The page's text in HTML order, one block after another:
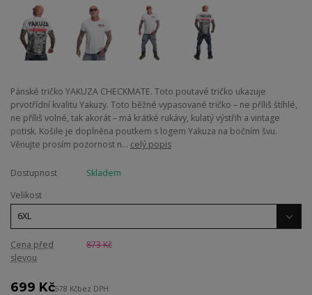
Pánské tričko YAKUZA CHECKMATE. Toto poutavé tričko ukazuje
prvotřídní kvalitu Yakuzy. Toto běžné vypasované tričko – ne příliš štíhlé,
ne příliš volné, tak akorát – má krátké rukávy, kulatý výstřih a vintage
potisk. Košile je doplněna poutkem s logem Yakuza na bočním švu.
Věnujte prosím pozornost n... celý popis
Dostupnost
Skladem
Velikost
Cena před
slevou
873 Kč
699 Kč578 Kčbez DPH